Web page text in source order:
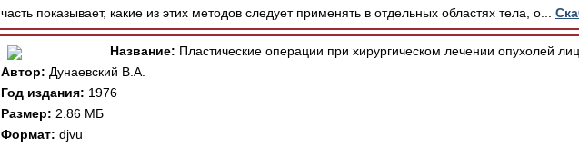
часть показывает, какие из этих методов следует применять в отдельных областях тела, о...
Название: Пластические операции при хирургическом лечении опухолей
Автор: Дунаевский В.А.
Год издания: 1976
Размер: 2.86 МБ
Формат: djvu